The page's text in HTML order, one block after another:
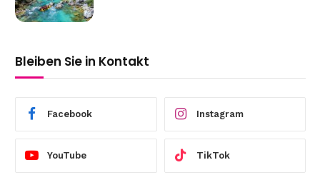
Bleiben Sie in Kontakt
Facebook Instagram
YouTube TikTok